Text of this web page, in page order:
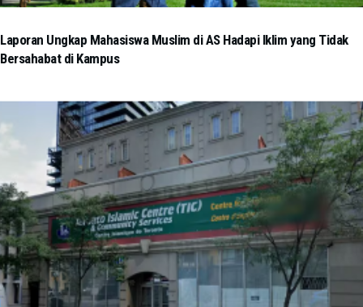
Laporan Ungkap Mahasiswa Muslim di AS Hadapi Iklim yang Tidak
Bersahabat di Kampus